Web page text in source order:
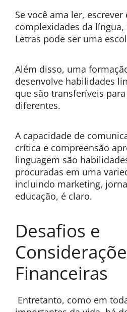
Se você ama ler, escrever
complexidades da
Letras pode ser uma
Além disso, uma
desenvolve habilidades
que são transferíveis
diferentes.
A capacidade de
crítica e compreensão
linguagem são
procuradas em uma
incluindo marketing,
educação, é claro.
Desafios e
Financeiras
Entretanto, como em